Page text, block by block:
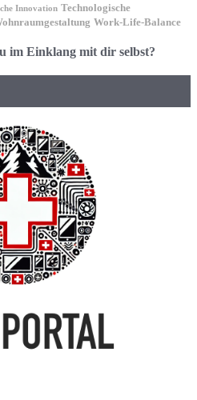
Innovation Technologische
Work-Life-Balance
im Einklang mit dir selbst?